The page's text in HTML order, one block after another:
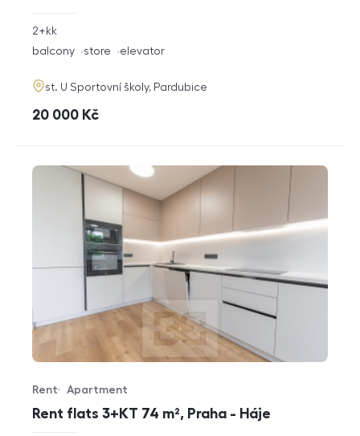
rozměry
disposition
2+kk
funkce
balcony store elevator
adresa
st. U Sportovní školy, Pardubice
cena
20 000 Kč
Rent flats 3+KT 74 m², Praha - Háje
Offer type
Rent
Property type
Apartment